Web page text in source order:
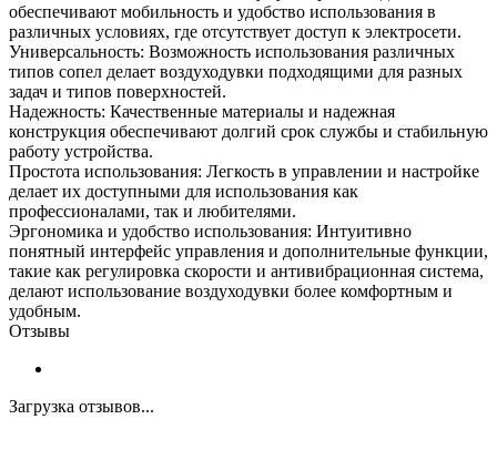
обеспечивают мобильность и удобство использования в
различных условиях, где отсутствует доступ к электросети.
Универсальность: Возможность использования различных
типов сопел делает воздуходувки подходящими для разных
задач и типов поверхностей.
Надежность: Качественные материалы и надежная
конструкция обеспечивают долгий срок службы и стабильную
работу устройства.
Простота использования: Легкость в управлении и настройке
делает их доступными для использования как
профессионалами, так и любителями.
Эргономика и удобство использования: Интуитивно
понятный интерфейс управления и дополнительные функции,
такие как регулировка скорости и антивибрационная система,
делают использование воздуходувки более комфортным и
удобным.
Отзывы
Загрузка отзывов...